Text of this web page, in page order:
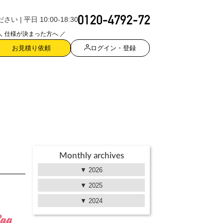
さい | 平日 10:00-18:30
仕様が決まった方へ ／
お見積り依頼 ログイン・登録
Monthly archives
2026
2025
2024